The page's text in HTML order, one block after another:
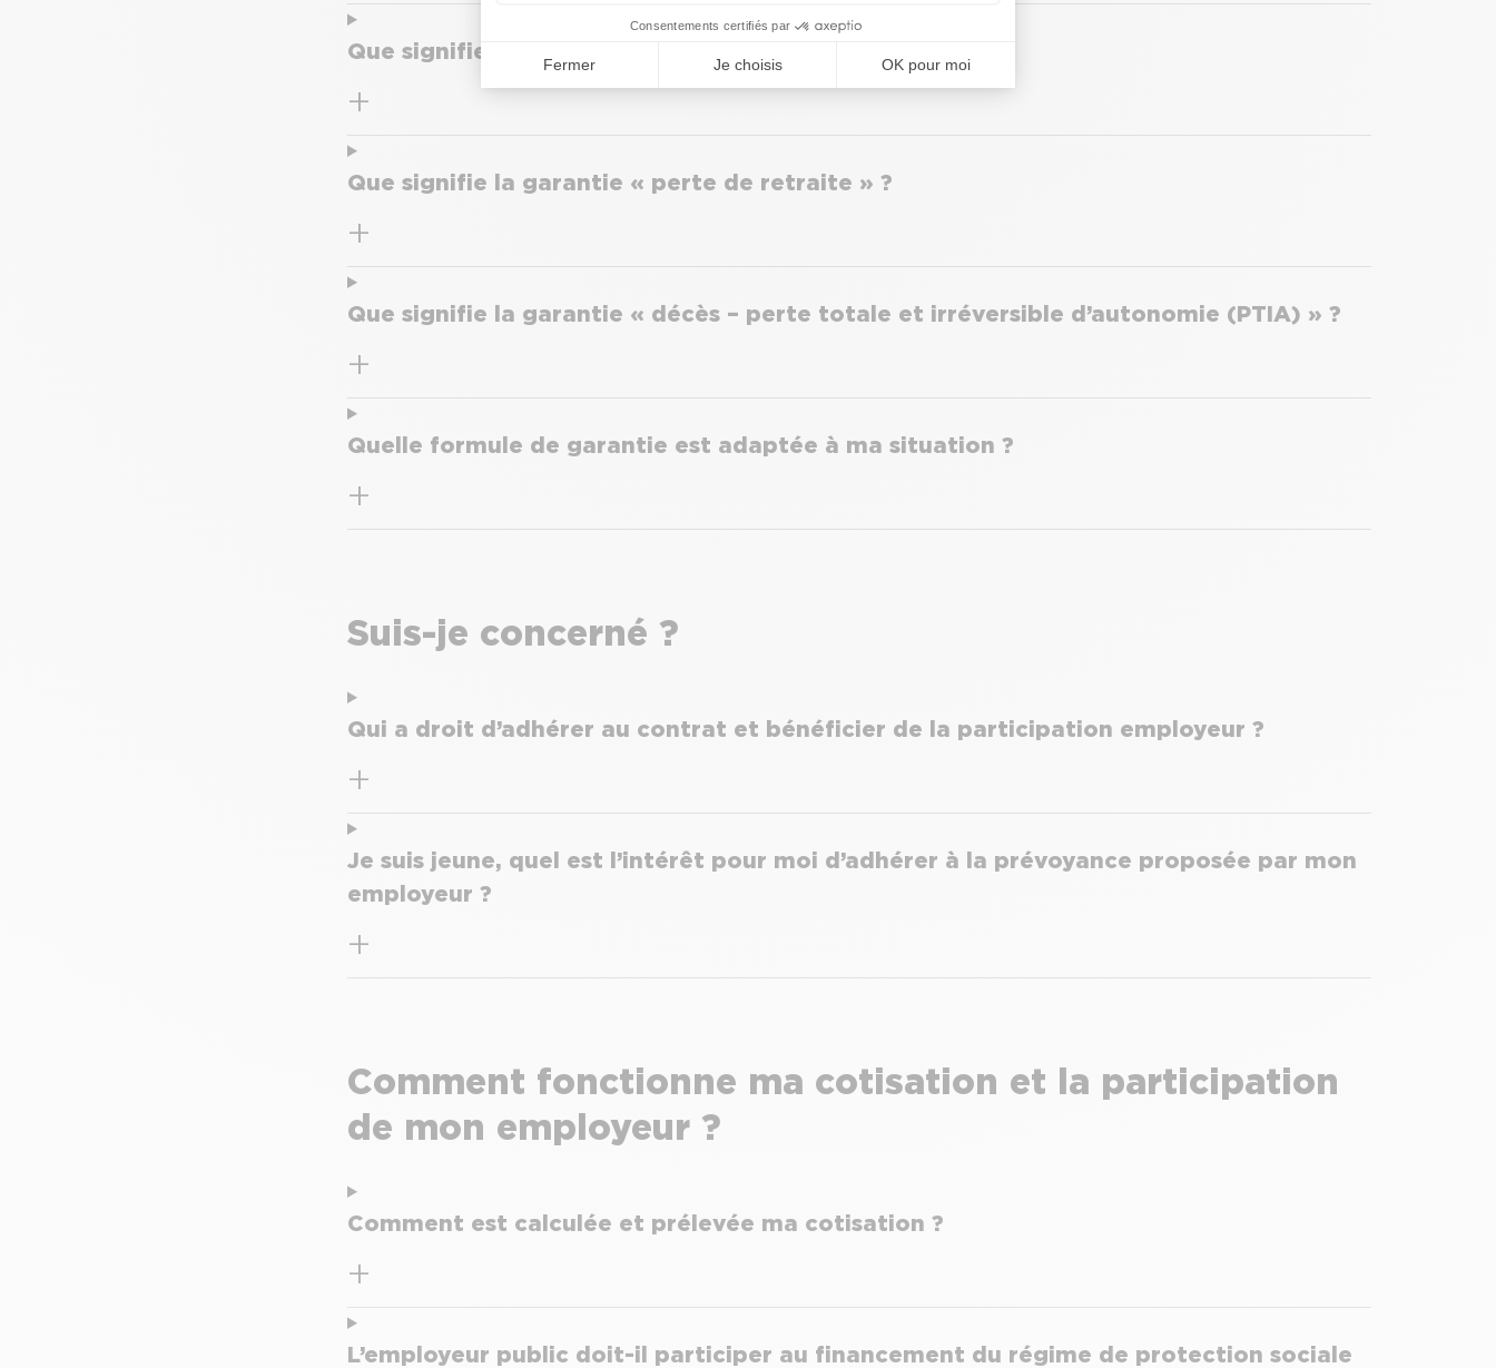
Que signifie la garantie « invalidité » ?
Que signifie la garantie « perte de retraite » ?
Que signifie la garantie « décès – perte totale et irréversible d’autonomie (PTIA) » ?
Quelle formule de garantie est adaptée à ma situation ?
Suis-je concerné ?
Qui a droit d’adhérer au contrat et bénéficier de la participation employeur ?
Je suis jeune, quel est l’intérêt pour moi d’adhérer à la prévoyance proposée par mon
employeur ?
Comment fonctionne ma cotisation et la participation
de mon employeur ?
Comment est calculée et prélevée ma cotisation ?
L’employeur public doit-il participer au financement du régime de protection sociale